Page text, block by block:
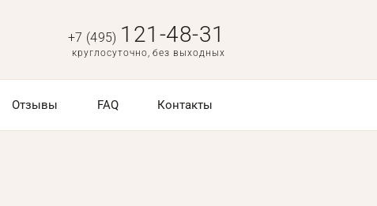
+7 (495) 121-48-31
круглосуточно, без выходных
Отзывы FAQ Контакты